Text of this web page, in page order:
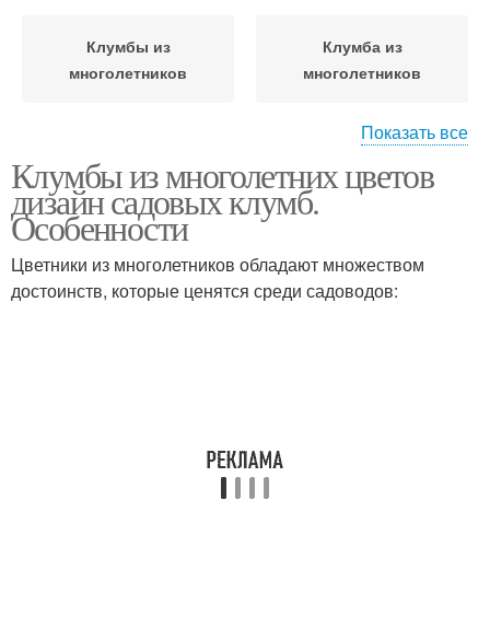
Клумбы из
многолетников
Клумба из
многолетников
Цвета для клумбы Красивые клумбы
Показать все
Клумбы из многолетних цветов
дизайн садовых клумб.
Особенности
Цветники из многолетников обладают множеством
достоинств, которые ценятся среди садоводов: